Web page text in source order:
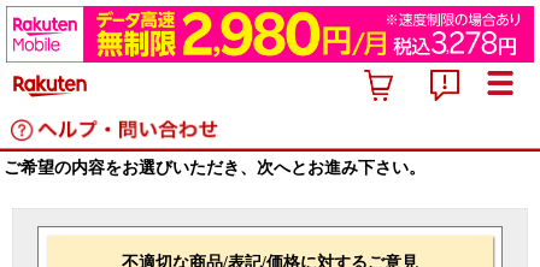
ご希望の内容をお選びいただき、次へとお進み下さい。
不適切な商品/表記/価格に対するご意見